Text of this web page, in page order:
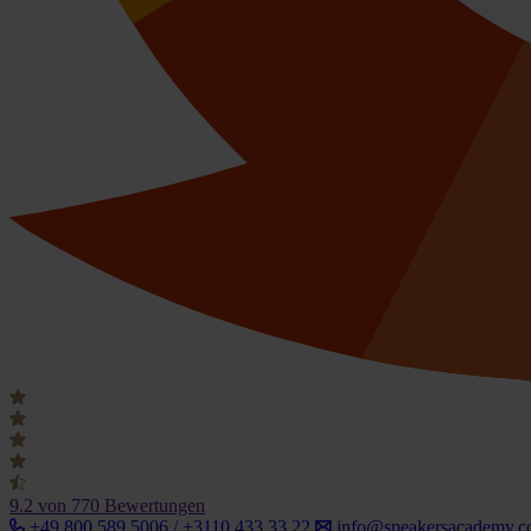
9.2 von 770 Bewertungen
+49 800 589 5006 / +3110 433 33 22